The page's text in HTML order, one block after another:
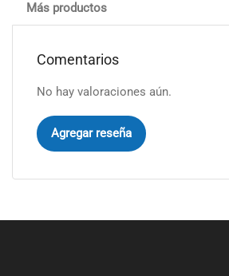
Más productos
Comentarios
No hay valoraciones aún.
Agregar reseña